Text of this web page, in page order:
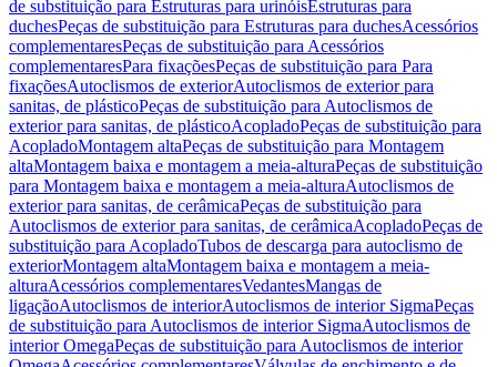
de substituição para Estruturas para urinóisEstruturas para
duchesPeças de substituição para Estruturas para duchesAcessórios
complementaresPeças de substituição para Acessórios
complementaresPara fixaçõesPeças de substituição para Para
fixaçõesAutoclismos de exteriorAutoclismos de exterior para
sanitas, de plásticoPeças de substituição para Autoclismos de
exterior para sanitas, de plásticoAcopladoPeças de substituição para
AcopladoMontagem altaPeças de substituição para Montagem
altaMontagem baixa e montagem a meia-alturaPeças de substituição
para Montagem baixa e montagem a meia-alturaAutoclismos de
exterior para sanitas, de cerâmicaPeças de substituição para
Autoclismos de exterior para sanitas, de cerâmicaAcopladoPeças de
substituição para AcopladoTubos de descarga para autoclismo de
exteriorMontagem altaMontagem baixa e montagem a meia-
alturaAcessórios complementaresVedantesMangas de
ligaçãoAutoclismos de interiorAutoclismos de interior SigmaPeças
de substituição para Autoclismos de interior SigmaAutoclismos de
interior OmegaPeças de substituição para Autoclismos de interior